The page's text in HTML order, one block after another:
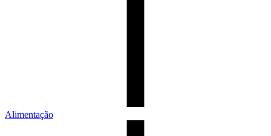
Alimentação